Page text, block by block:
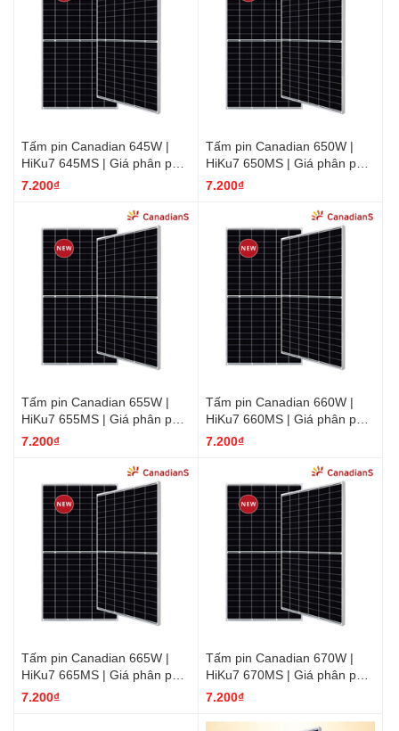
Tấm pin Canadian 645W |
HiKu7 645MS | Giá phân phối
rẻ nhất
7.200₫
Tấm pin Canadian 650W |
HiKu7 650MS | Giá phân phối
rẻ nhất
7.200₫
Tấm pin Canadian 655W |
HiKu7 655MS | Giá phân phối
rẻ nhất
7.200₫
Tấm pin Canadian 660W |
HiKu7 660MS | Giá phân phối
rẻ nhất
7.200₫
Tấm pin Canadian 665W |
HiKu7 665MS | Giá phân phối
rẻ nhất
7.200₫
Tấm pin Canadian 670W |
HiKu7 670MS | Giá phân phối
rẻ nhất
7.200₫